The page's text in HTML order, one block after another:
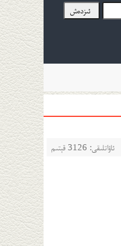
ئاۋاتلىقى: 3126 قېتىم